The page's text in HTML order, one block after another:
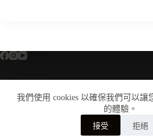
我們使用 cookies 以確保我們可以讓
的體驗。
接受 拒絕
全部商品 關於我們
尺寸
安全鞋知識
美津濃銷售授權聲明
聯絡我